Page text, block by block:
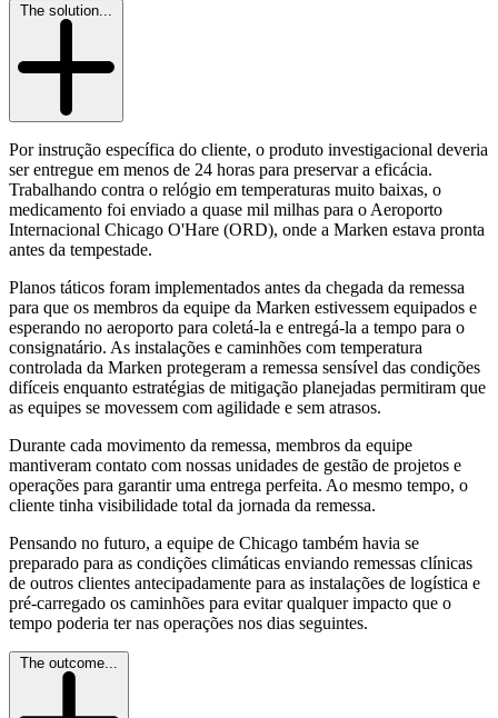
The solution...
Por instrução específica do cliente, o produto investigacional deveria
ser entregue em menos de 24 horas para preservar a eficácia.
Trabalhando contra o relógio em temperaturas muito baixas, o
medicamento foi enviado a quase mil milhas para o Aeroporto
Internacional Chicago O'Hare (ORD), onde a Marken estava pronta
antes da tempestade.
Planos táticos foram implementados antes da chegada da remessa
para que os membros da equipe da Marken estivessem equipados e
esperando no aeroporto para coletá-la e entregá-la a tempo para o
consignatário. As instalações e caminhões com temperatura
controlada da Marken protegeram a remessa sensível das condições
difíceis enquanto estratégias de mitigação planejadas permitiram que
as equipes se movessem com agilidade e sem atrasos.
Durante cada movimento da remessa, membros da equipe
mantiveram contato com nossas unidades de gestão de projetos e
operações para garantir uma entrega perfeita. Ao mesmo tempo, o
cliente tinha visibilidade total da jornada da remessa.
Pensando no futuro, a equipe de Chicago também havia se
preparado para as condições climáticas enviando remessas clínicas
de outros clientes antecipadamente para as instalações de logística e
pré-carregado os caminhões para evitar qualquer impacto que o
tempo poderia ter nas operações nos dias seguintes.
The outcome...